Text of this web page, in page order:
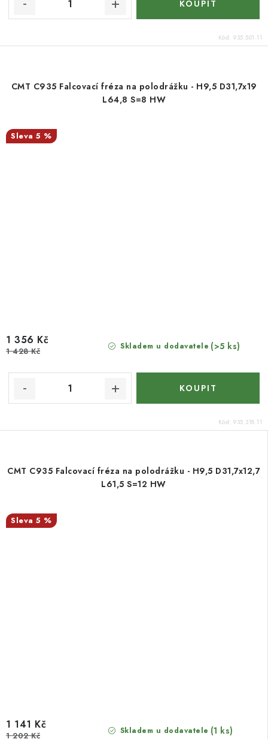
Kód: 935.501.11
CMT C935 Falcovací fréza na polodrážku - H9,5 D31,7x19
L64,8 S=8 HW
5 %
Skladem u dodavatele (>5 ks)
1 356 Kč
1 428 Kč
Kód: 935.318.11
CMT C935 Falcovací fréza na polodrážku - H9,5 D31,7x12,7
L61,5 S=12 HW
5 %
Skladem u dodavatele (1 ks)
1 141 Kč
1 202 Kč